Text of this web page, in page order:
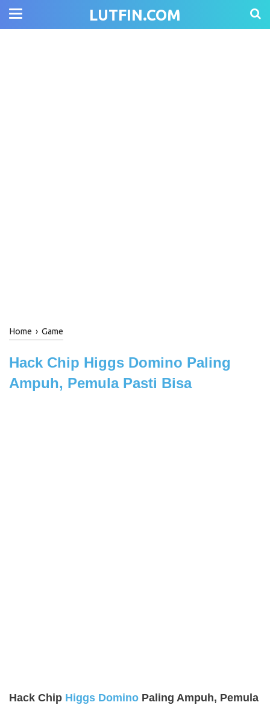
LUTFIN.COM
Home › Game
Hack Chip Higgs Domino Paling
Ampuh, Pemula Pasti Bisa
Hack Chip Higgs Domino Paling Ampuh, Pemula